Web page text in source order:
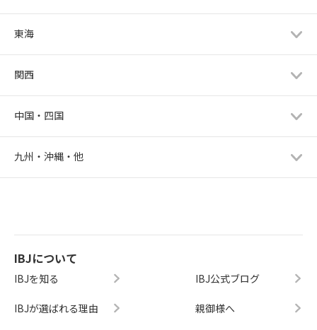
東海
関西
中国・四国
九州・沖縄・他
IBJについて
IBJを知る
IBJが選ばれる理由
IBJ公式ブログ
親御様へ